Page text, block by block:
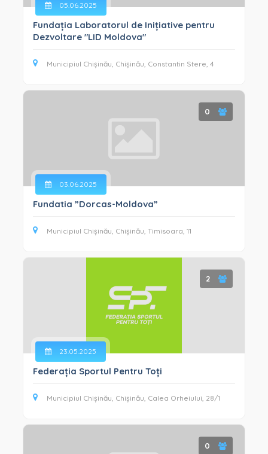
05.06.2025
Fundația Laboratorul de Inițiative pentru
Dezvoltare "LID Moldova"
Municipiul Chișinău, Chișinău, Constantin Stere, 4
0
03.06.2025
Fundatia ”Dorcas-Moldova”
Municipiul Chișinău, Chișinău, Timisoara, 11
2
23.05.2025
Federația Sportul Pentru Toți
Municipiul Chișinău, Chișinău, Calea Orheiului, 28/1
0